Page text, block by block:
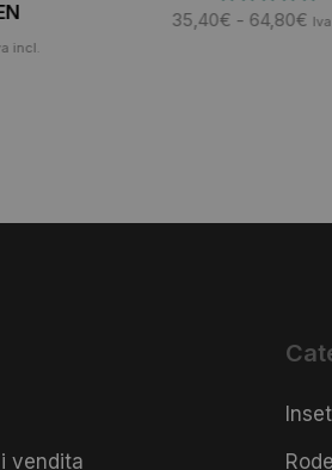
incl.
35,40€ - 64,80€
vendita